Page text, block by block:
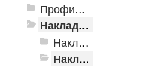
Профили алюминиевые с резиновой вставкой
Накладки противоскользящие резиновые
Накладки самоклеящиеся «Евроступень»
Накладки «AntiSplash»